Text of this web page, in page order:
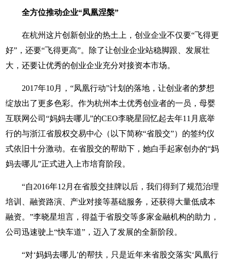
全方位推动企业“凤凰涅槃”
在杭州这片创新创业的热土上，创业企业不仅要“飞得更
好”，还要“飞得更高”。除了让创业企业站稳脚跟、发展壮
大，还要让优秀的创业企业充分对接资本市场。
2017年10月，“凤凰行动”计划的落地，让创业者的梦想
绽放出了更多色彩。作为杭州本土优秀创业者的一员，母婴
互联网公司“妈妈去哪儿”的CEO李晓星回忆起去年11月底举
行的与浙江省股权交易中心（以下简称“省股交”）的签约仪
式依旧十分激动。在省股交的帮助下，她白手起家创办的“妈
妈去哪儿”正式进入上市培育阶段。
“自2016年12月在省股交挂牌以后，我们得到了规范治理
培训、融资路演、产业对接等基础服务，还获得大量低成本
融资。”李晓星坦言，得益于省股交等多家金融机构的助力，
公司迅速驶上“快车道”，迈入了发展的全新阶段。
“对‘妈妈去哪儿’的帮扶，只是近年来省股交落实‘凤凰行